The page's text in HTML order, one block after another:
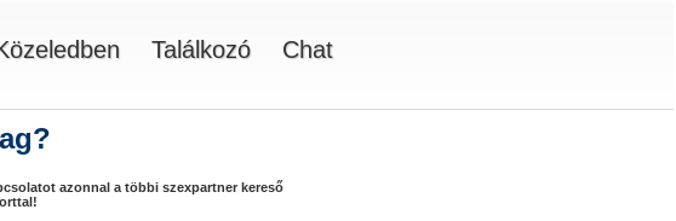
Találkozó Chat
azonnal a többi szexpartner kereső